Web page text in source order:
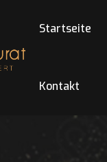
Startseite
Kontakt